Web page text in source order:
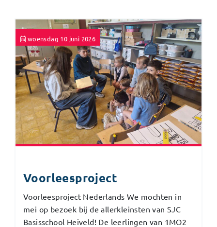
woensdag 10 juni 2026
Voorleesproject
Voorleesproject Nederlands We mochten in
mei op bezoek bij de allerkleinsten van SJC
Basisschool Heiveld! De leerlingen van 1MO2